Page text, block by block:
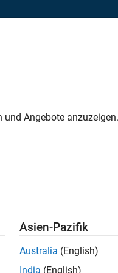
Program Management
. Wenn Sie noch
unseres
Standort, um alle
Angebote
Asien-Pazifik
Australia (English)
India (English)